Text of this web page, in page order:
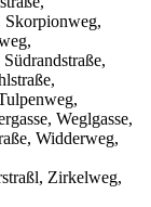
Skorpionweg,
Weglgasse,
Widderweg,
Zirkelweg,